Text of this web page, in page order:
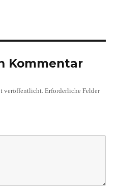
Kommentar
veröffentlicht. Erforderliche Felder